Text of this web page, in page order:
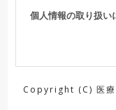
個人情報の取り扱い
Copyright (C) 医療